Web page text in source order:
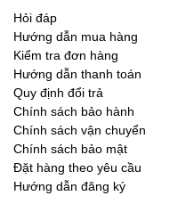
Hỏi đáp
Hướng dẫn mua hàng
Kiểm tra đơn hàng
Hướng dẫn thanh toán
Quy định đổi trả
Chính sách bảo hành
Chính sách vận chuyển
Chính sách bảo mật
Đặt hàng theo yêu cầu
Hướng dẫn đăng ký